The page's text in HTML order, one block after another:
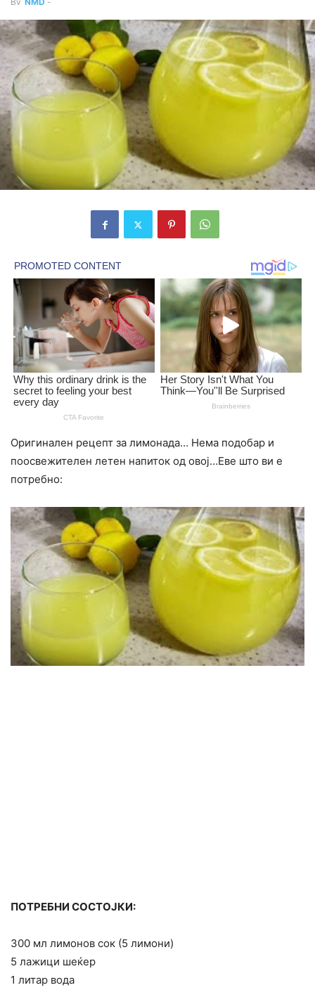
Оригинален рецепт за лимонада… Нема подобар и
поосвежителен летен напиток од овој…Еве што ви е
потребно:
ПОТРЕБНИ СОСТОЈКИ:
300 мл лимонов сок (5 лимони)
5 лажици шеќер
1 литар вода